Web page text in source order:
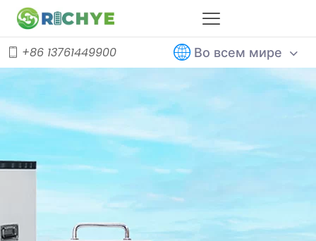
+86 13761449900 Во всем мире